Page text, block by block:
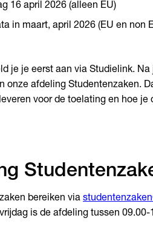
16 april 2026 (alleen EU)
in maart, april 2026 (EU en non
je je eerst aan via Studielink.
onze afdeling Studentenzaken.
voor de toelating en hoe je
bereiken via
is de afdeling tussen